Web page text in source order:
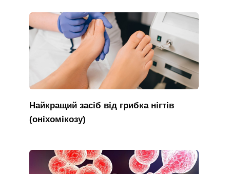
Найкращий засіб від грибка нігтів
(оніхомікозу)